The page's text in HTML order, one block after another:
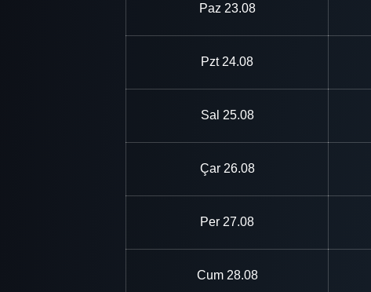
Paz 23.08
Pzt 24.08
Sal 25.08
Çar 26.08
Per 27.08
Cum 28.08